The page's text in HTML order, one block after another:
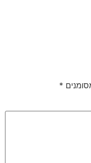
*